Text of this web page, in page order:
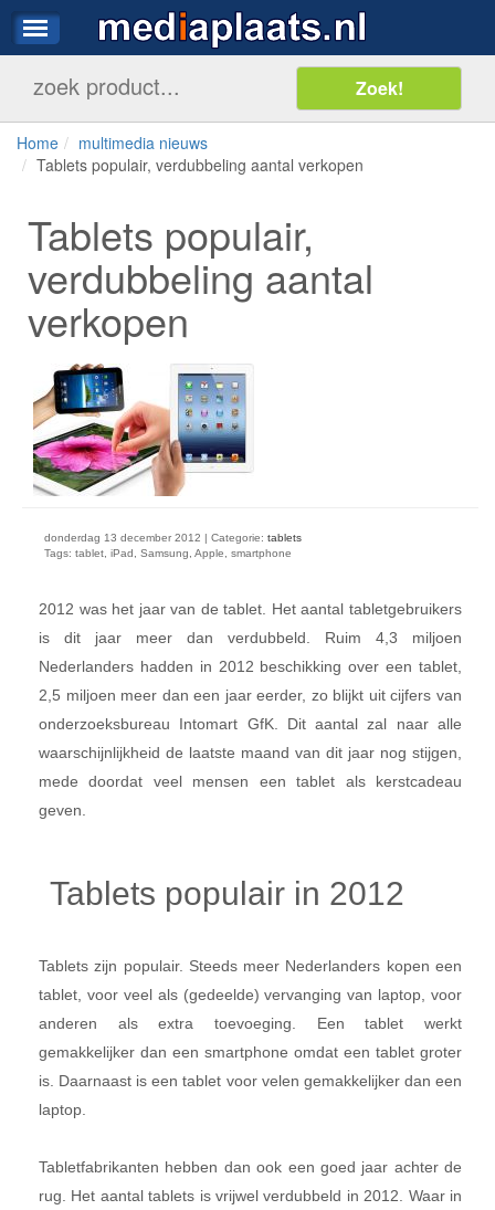
Home
multimedia nieuws
Tablets populair, verdubbeling aantal verkopen
Tablets populair,
verdubbeling aantal
verkopen
donderdag 13 december 2012 | Categorie: tablets
Tags: tablet, iPad, Samsung, Apple, smartphone
2012 was het jaar van de tablet. Het aantal tabletgebruikers
is dit jaar meer dan verdubbeld. Ruim 4,3 miljoen
Nederlanders hadden in 2012 beschikking over een tablet,
2,5 miljoen meer dan een jaar eerder, zo blijkt uit cijfers van
onderzoeksbureau Intomart GfK. Dit aantal zal naar alle
waarschijnlijkheid de laatste maand van dit jaar nog stijgen,
mede doordat veel mensen een tablet als kerstcadeau
geven.
Tablets populair in 2012
Tablets zijn populair. Steeds meer Nederlanders kopen een
tablet, voor veel als (gedeelde) vervanging van laptop, voor
anderen als extra toevoeging. Een tablet werkt
gemakkelijker dan een smartphone omdat een tablet groter
is. Daarnaast is een tablet voor velen gemakkelijker dan een
laptop.
Tabletfabrikanten hebben dan ook een goed jaar achter de
rug. Het aantal tablets is vrijwel verdubbeld in 2012. Waar in